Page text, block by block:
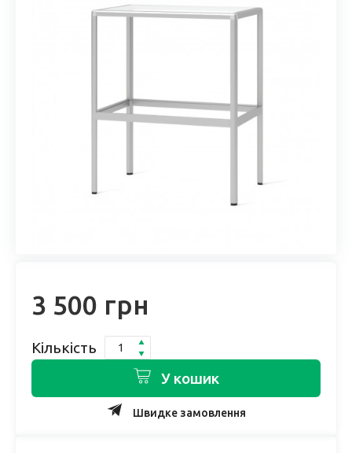
3 500 грн
Кількість
У кошик
Швидке замовлення